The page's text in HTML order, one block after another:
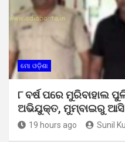
ମୋ ଓଡ଼ିଶା
୮ ବର୍ଷ ପରେ ମୁରିବାହାଲ
ଅଭିଯୁକ୍ତ, ମୁମ୍ବାଇରୁ ଆସି
19 hours ago Sunil